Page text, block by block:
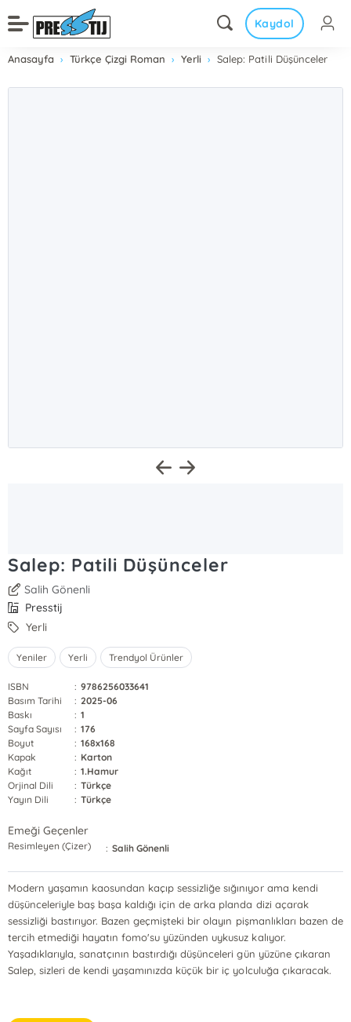
Kaydol
Anasayfa Türkçe Çizgi Roman Yerli Salep: Patili Düşünceler
Salep: Patili Düşünceler
Salih Gönenli
Presstij
Yerli
Yeniler Yerli Trendyol Ürünler
ISBN : 9786256033641
Basım Tarihi
: 2025-06
Baskı
: 1
Sayfa Sayısı
: 176
Boyut
: 168x168
Kapak
: Karton
Kağıt
: 1.Hamur
Orjinal Dili
: Türkçe
Yayın Dili
: Türkçe
Emeği Geçenler
Resimleyen (Çizer) : Salih Gönenli
Modern yaşamın kaosundan kaçıp sessizliğe sığınıyor ama kendi
düşünceleriyle baş başa kaldığı için de arka planda dizi açarak
sessizliği bastırıyor. Bazen geçmişteki bir olayın pişmanlıkları bazen de
tercih etmediği hayatın fomo'su yüzünden uykusuz kalıyor.
Yaşadıklarıyla, sanatçının bastırdığı düşünceleri gün yüzüne çıkaran
Salep, sizleri de kendi yaşamınızda küçük bir iç yolculuğa çıkaracak.